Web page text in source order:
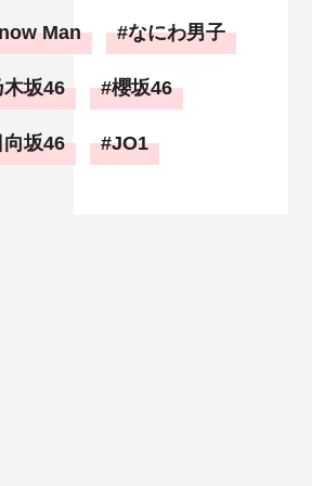
Man なにわ男子
木坂46 櫻坂46
向坂46 JO1